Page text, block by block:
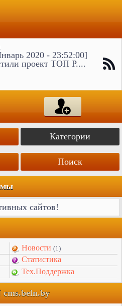
2020 - 23:52:00]
проект ТОП Р....
Категории
Поиск
сайтов!
Новости (1)
Статистика
Тех.Поддержка
cms.beln.by